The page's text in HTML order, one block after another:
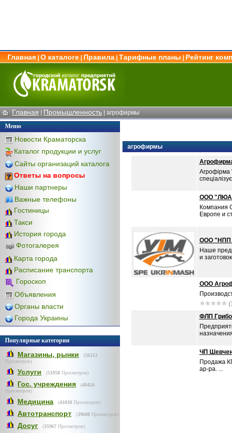
Главная О каталоге Правила Тарифные планы Рейтинг
Главная | Промышленность | агрофирмы
Меню
Новости Краматорска
Каталог продукции и услуг
Сайты организаций каталога
Ответы на вопросы
Наши партнеры
Важные телефоны
Гостиницы
Такси
История города
Фотогалерея
Карта города
Расписание транспорта
Гороскоп
Объявления
Органы власти
Города Украины
Популярные категории
Магазины, рынки (56212
Просмотров)
Услуги (51958 Просмотров)
Гос. учреждения (48424
Просмотров)
Медицина (41038 Просмотров)
Автотранспорт (39608 Просмотров)
Досуг (35967 Просмотров)
агрофирмы
Агрофірма
ООО
Компания
Европе и
ООО
Наше
и
ООО
ФЛП
ЧП
Продажа
ар-ра. ...